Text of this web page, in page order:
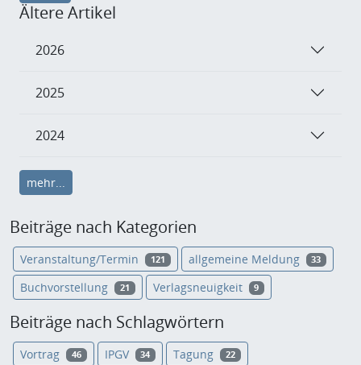
Ältere Artikel
2026
2025
2024
mehr...
Beiträge nach Kategorien
Veranstaltung/Termin 121 allgemeine Meldung 33
Buchvorstellung 21 Verlagsneuigkeit 9
Beiträge nach Schlagwörtern
Vortrag 46 IPGV 34 Tagung 22